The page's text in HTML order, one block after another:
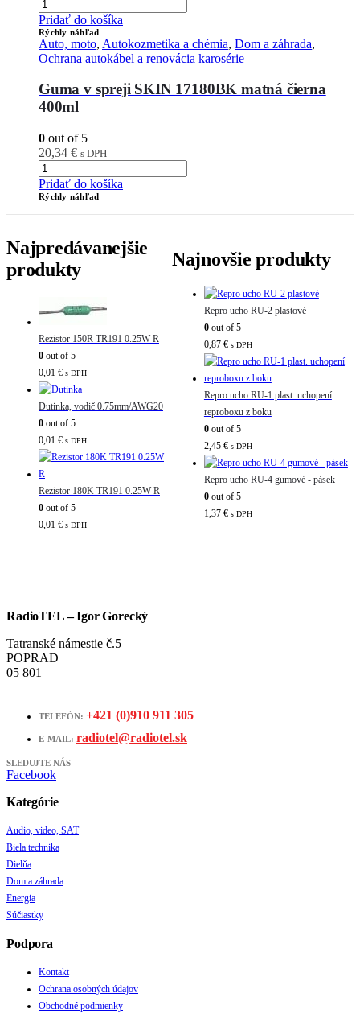
Pridať do košíka
Rýchly náhľad
Auto, moto, Autokozmetika a chémia, Dom a záhrada,
Ochrana autokábel a renovácia karosérie
Guma v spreji SKIN 17180BK matná čierna
400ml
0 out of 5
20,34 € s DPH
Pridať do košíka
Rýchly náhľad
Najpredávanejšie
produkty
Rezistor 150R TR191 0.25W R
0 out of 5
0,01 € s DPH
Dutinka, vodič 0.75mm/AWG20
0 out of 5
0,01 € s DPH
Rezistor 180K TR191 0.25W R
0 out of 5
0,01 € s DPH
Najnovšie produkty
Repro ucho RU-2 plastové
0out of 5
0,87 € s DPH
Repro ucho RU-1 plast. uchopení
reproboxu z boku
0out of 5
2,45 € s DPH
Repro ucho RU-4 gumové - pásek
0out of 5
1,37 € s DPH
RadioTEL – Igor Gorecký
Tatranské námestie č.5
POPRAD
05 801
TELEFÓN: +421 (0)910 911 305
E-MAIL: radiotel@radiotel.sk
SLEDUJTE NÁS
Facebook
Kategórie
Audio, video, SAT
Biela technika
Dielňa
Dom a záhrada
Energia
Súčiastky
Podpora
Kontakt
Ochrana osobných údajov
Obchodné podmienky